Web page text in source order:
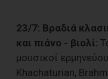
23/7: Βραδιά
και πιάνο - βιολί:
μουσικοί
Khachaturian,